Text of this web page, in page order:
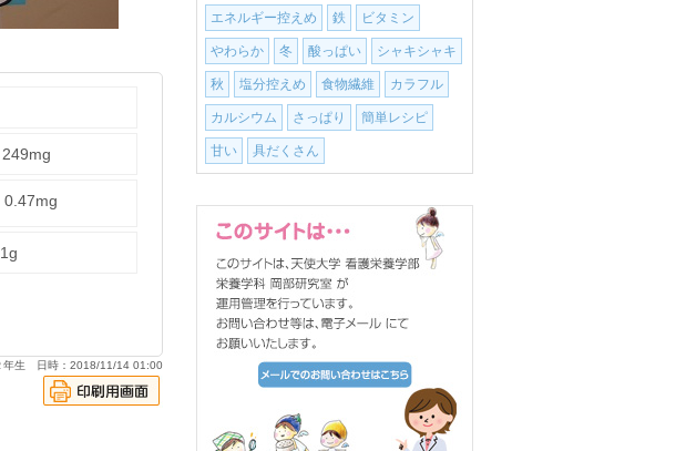
0.47mg
年生 日時：2018/11/14 01:00
エネルギー控えめ 鉄 ビタミン
やわらか 冬 酸っぱい シャキシャキ
秋 塩分控えめ 食物繊維 カラフル
カルシウム さっぱり 簡単レシピ
甘い 具だくさん